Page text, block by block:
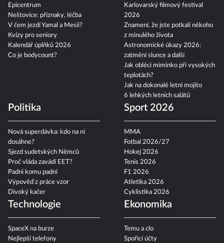
Epicentrum
Neštovice: příznaky, léčba
V čem jezdí Yamal a Mesii?
Kvízy pro seniory
Kalendář úplňků 2026
Co je bodycount?
Karlovarský filmový festival
2026
Znamení, že jste potkali někoho
z minulého života
Astronomické úkazy 2026:
zatmění slunce a další
Jak obléci miminko při vysokých
teplotách?
Jak na dokonalé letní mojito
6 lehkých letních salátů
Politika
Nová superdávka: kdo na ní
dosáhne?
Sjezd sudetských Němců
Proč vláda zavádí EET?
Padni komu padni
Výpověď z práce vzor
Divoký kačer
Sport 2026
MMA
Fotbal 2026/27
Hokej 2026
Tenis 2026
F1 2026
Atletika 2026
Cyklistika 2026
Technologie
SpaceX na burze
Nejlepší telefony
Ekonomika
Temu a clo
Spořicí účty